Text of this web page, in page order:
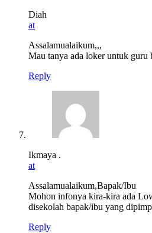
Diah
at
Assalamualaikum,,,
Mau tanya ada loker untuk guru
Reply
Ikmaya .
at
Assalamualaikum,Bapak/Ibu
Mohon infonya kira-kira ada
disekolah bapak/ibu yang
Reply